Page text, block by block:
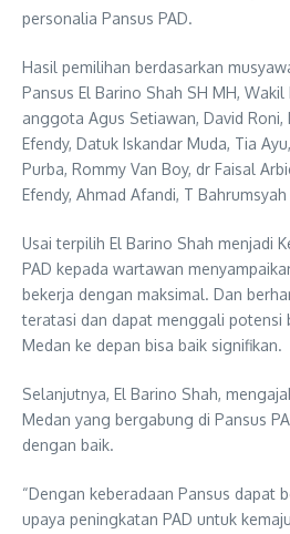
personalia Pansus PAD.
Hasil pemilihan berdasarkan
Pansus El Barino Shah SH MH, Wakil
anggota Agus Setiawan, David Roni,
Efendy, Datuk Iskandar Muda, Tia
Purba, Rommy Van Boy, dr Faisal
Efendy, Ahmad Afandi, T
Usai terpilih El Barino Shah menjadi
PAD kepada wartawan
bekerja dengan maksimal. Dan
teratasi dan dapat menggali potensi
Medan ke depan bisa baik signifikan.
Selanjutnya, El Barino Shah,
Medan yang bergabung di Pansus
dengan baik.
“Dengan keberadaan Pansus dapat
upaya peningkatan PAD untuk